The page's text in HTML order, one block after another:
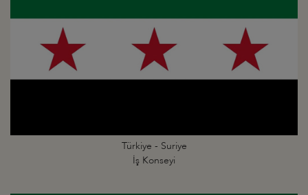
Türkiye - Suriye
İş Konseyi